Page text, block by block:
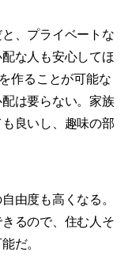
、プライベートな
な人も安心してほ
作ることが可能な
は要らない。家族
良いし、趣味の部
由度も高くなる。
るので、住む人そ
だ。